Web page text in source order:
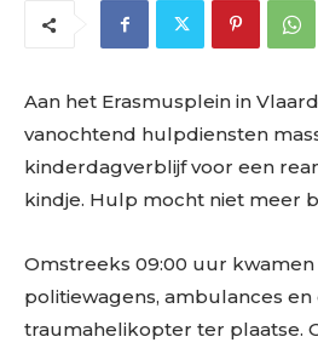
Aan het Erasmusplein in
vanochtend hulpdiensten
kinderdagverblijf voor een
kindje. Hulp mocht niet meer
Omstreeks 09:00 uur
politiewagens, ambulances en
traumahelikopter ter plaatse.